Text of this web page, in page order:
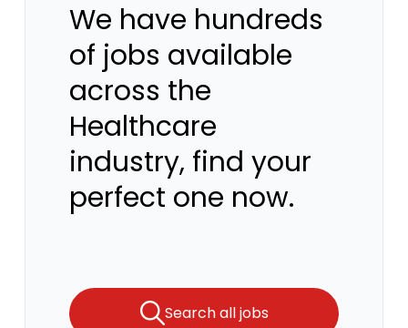
We have hundreds
of jobs available
across the
Healthcare
industry, find your
perfect one now.
Search all jobs